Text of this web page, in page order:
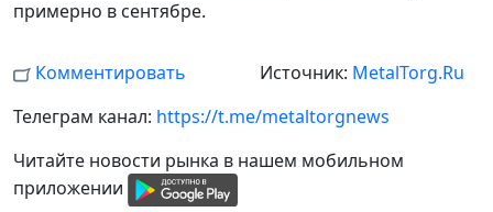
примерно в сентябре.
Комментировать Источник: MetalTorg.Ru
Телеграм канал: https://t.me/metaltorgnews
Читайте новости рынка в нашем мобильном
приложении